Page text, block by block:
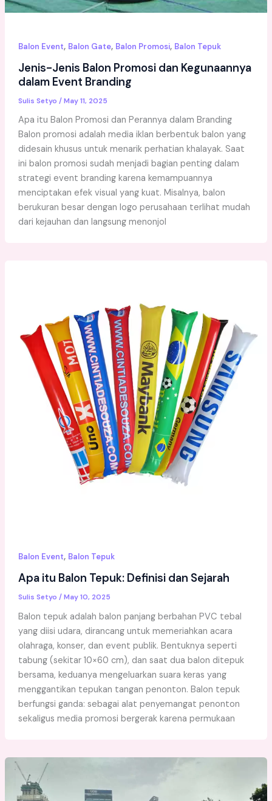
Balon Event, Balon Gate, Balon Promosi, Balon Tepuk
Jenis-Jenis Balon Promosi dan Kegunaannya
dalam Event Branding
Sulis Setyo /May 11, 2025
Apa itu Balon Promosi dan Perannya dalam Branding
Balon promosi adalah media iklan berbentuk balon yang
didesain khusus untuk menarik perhatian khalayak. Saat
ini balon promosi sudah menjadi bagian penting dalam
strategi event branding karena kemampuannya
menciptakan efek visual yang kuat. Misalnya, balon
berukuran besar dengan logo perusahaan terlihat mudah
dari kejauhan dan langsung menonjol
Balon Event, Balon Tepuk
Apa itu Balon Tepuk: Definisi dan Sejarah
Sulis Setyo /May 10, 2025
Balon tepuk adalah balon panjang berbahan PVC tebal
yang diisi udara, dirancang untuk memeriahkan acara
olahraga, konser, dan event publik. Bentuknya seperti
tabung (sekitar 10×60 cm), dan saat dua balon ditepuk
bersama, keduanya mengeluarkan suara keras yang
menggantikan tepukan tangan penonton. Balon tepuk
berfungsi ganda: sebagai alat penyemangat penonton
sekaligus media promosi bergerak karena permukaan